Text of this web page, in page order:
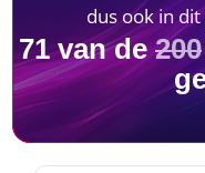
dus ook in
71van de200